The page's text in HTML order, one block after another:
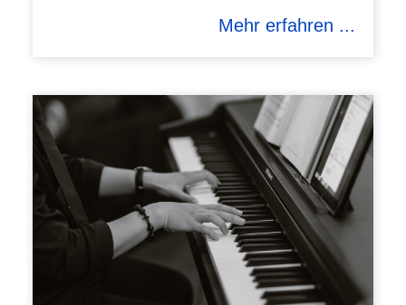
Mehr erfahren ...